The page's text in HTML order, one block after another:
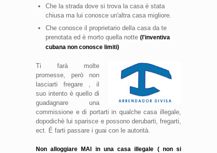
Che la strada dove si trova la casa è stata
chiusa ma lui conosce un'altra casa migliore.
Che conosce il proprietario della casa da te
prenotata ed è morto quella notte (l'inventiva
cubana non conosce limiti)
Ti farà molte
promesse, però non
lasciarti fregare , il
suo intento è quello di
guadagnare una
commissione e di portarti in qualche casa illegale,
dopodichè lui sparisce e possono derubarti, fregarti,
ect. É farti passare i guai con le autorità.
Non alloggiare MAI in una casa illegale ( non si